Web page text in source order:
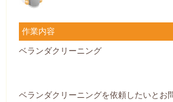
作業内容
ベランダクリーニング
ベランダクリーニングを依頼したいとお